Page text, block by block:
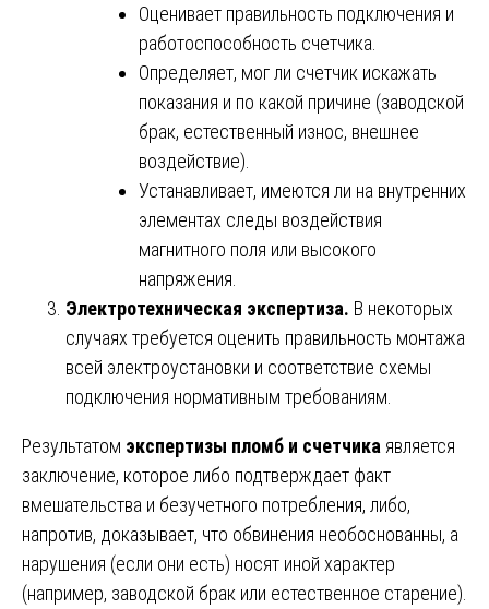
Оценивает правильность подключения и
работоспособность счетчика.
Определяет, мог ли счетчик искажать
показания и по какой причине (заводской
брак, естественный износ, внешнее
воздействие).
Устанавливает, имеются ли на внутренних
элементах следы воздействия
магнитного поля или высокого
напряжения.
Электротехническая экспертиза. В некоторых
случаях требуется оценить правильность монтажа
всей электроустановки и соответствие схемы
подключения нормативным требованиям.
Результатом экспертизы пломб и счетчика является
заключение, которое либо подтверждает факт
вмешательства и безучетного потребления, либо,
напротив, доказывает, что обвинения необоснованны, а
нарушения (если они есть) носят иной характер
(например, заводской брак или естественное старение).